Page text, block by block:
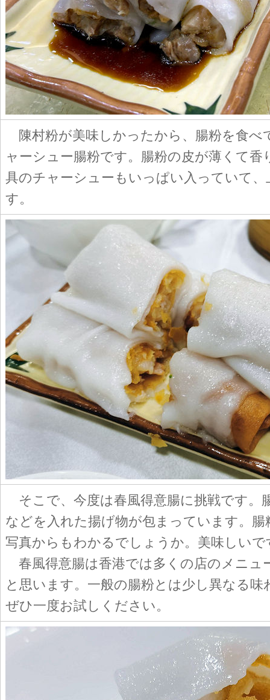
陳村粉が美味しかったから、腸粉を食べ
ャーシュー腸粉です。腸粉の皮が薄くて香
具のチャーシューもいっぱい入っていて、
す。
そこで、今度は春風得意腸に挑戦です。
などを入れた揚げ物が包まっています。
写真からもわかるでしょうか。美味しいで
春風得意腸は香港では多くの店のメニュ
と思います。一般の腸粉とは少し異なる味
ぜひ一度お試しください。